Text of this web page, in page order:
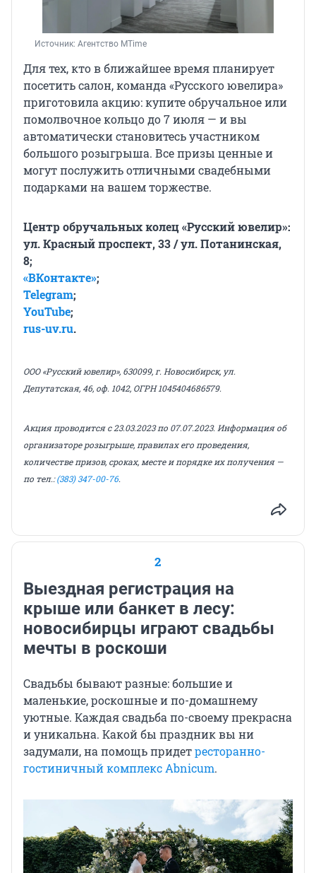
Источник: Агентство MTime
Для тех, кто в ближайшее время планирует
посетить салон, команда «Русского ювелира»
приготовила акцию: купите обручальное или
помолвочное кольцо до 7 июля — и вы
автоматически становитесь участником
большого розыгрыша. Все призы ценные и
могут послужить отличными свадебными
подарками на вашем торжестве.
Центр обручальных колец «Русский ювелир»:
ул. Красный проспект, 33 / ул. Потанинская,
8;
«ВКонтакте»;
Telegram;
YouTube;
rus-uv.ru.
ООО «Русский ювелир», 630099, г. Новосибирск, ул.
Депутатская, 46, оф. 1042, ОГРН 1045404686579.
Акция проводится с 23.03.2023 по 07.07.2023. Информация об
организаторе розыгрыше, правилах его проведения,
количестве призов, сроках, месте и порядке их получения —
по тел.:(383) 347-00-76.
2
Выездная регистрация на
крыше или банкет в лесу:
новосибирцы играют свадьбы
мечты в роскоши
Свадьбы бывают разные: большие и
маленькие, роскошные и по-домашнему
уютные. Каждая свадьба по-своему прекрасна
и уникальна. Какой бы праздник вы ни
задумали, на помощь придетресторанно-
гостиничный комплекс Abnicum.